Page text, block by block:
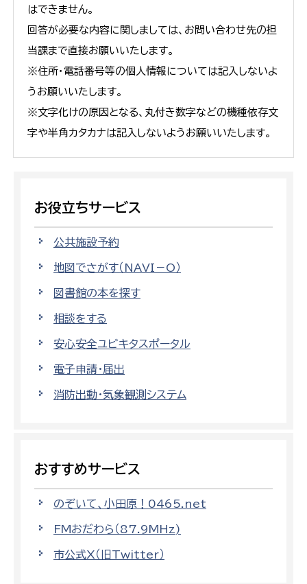
はできません。
回答が必要な内容に関しましては、お問い合わせ先の担
当課まで直接お願いいたします。
※住所・電話番号等の個人情報については記入しないよ
うお願いいたします。
※文字化けの原因となる、丸付き数字などの機種依存文
字や半角カタカナは記入しないようお願いいたします。
お役立ちサービス
公共施設予約
地図でさがす（NAVI－O）
図書館の本を探す
相談をする
安心安全ユビキタスポータル
電子申請・届出
消防出動・気象観測システム
おすすめサービス
のぞいて、小田原！0465.net
FMおだわら（87.9MHz)
市公式X（旧Twitter）